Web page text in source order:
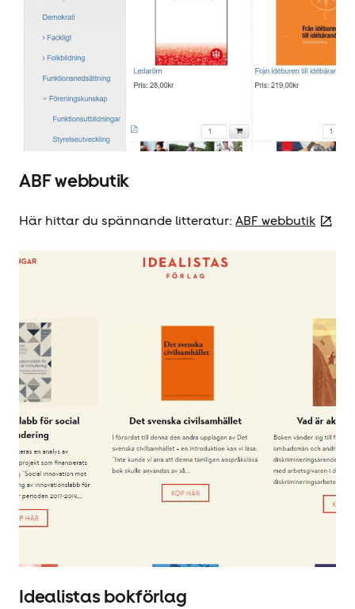
ABF webbutik
Här hittar du spännande litteratur: ABF webbutik
Idealistas bokförlag